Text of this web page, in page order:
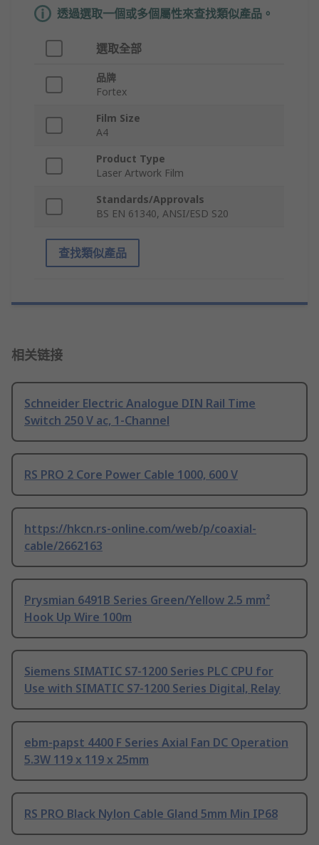
透過選取一個或多個屬性來查找類似產品。
選取全部
品牌
Fortex
Film Size
A4
Product Type
Laser Artwork Film
Standards/Approvals
BS EN 61340, ANSI/ESD S20
查找類似產品
相关链接
Schneider Electric Analogue DIN Rail Time
Switch 250 V ac, 1-Channel
RS PRO 2 Core Power Cable 1000, 600 V
https://hkcn.rs-online.com/web/p/coaxial-
cable/2662163
Prysmian 6491B Series Green/Yellow 2.5 mm²
Hook Up Wire 100m
Siemens SIMATIC S7-1200 Series PLC CPU for
Use with SIMATIC S7-1200 Series Digital, Relay
ebm-papst 4400 F Series Axial Fan DC Operation
5.3W 119 x 119 x 25mm
RS PRO Black Nylon Cable Gland 5mm Min IP68